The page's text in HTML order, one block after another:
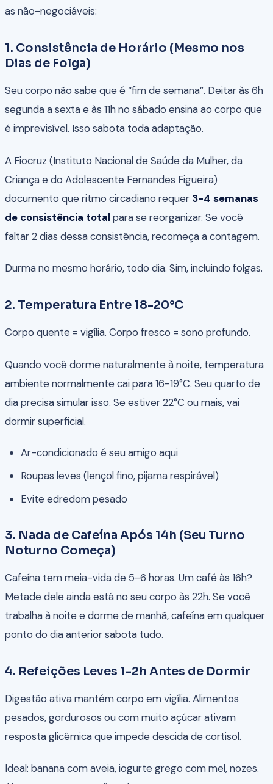
as não-negociáveis:
1. Consistência de Horário (Mesmo nos
Dias de Folga)
Seu corpo não sabe que é “fim de semana”. Deitar às 6h
segunda a sexta e às 11h no sábado ensina ao corpo que
é imprevisível. Isso sabota toda adaptação.
A Fiocruz (Instituto Nacional de Saúde da Mulher, da
Criança e do Adolescente Fernandes Figueira)
documento que ritmo circadiano requer 3-4 semanas
de consistência totalpara se reorganizar. Se você
faltar 2 dias dessa consistência, recomeça a contagem.
Durma no mesmo horário, todo dia. Sim, incluindo folgas.
2. Temperatura Entre 18-20°C
Corpo quente = vigília. Corpo fresco = sono profundo.
Quando você dorme naturalmente à noite, temperatura
ambiente normalmente cai para 16-19°C. Seu quarto de
dia precisa simular isso. Se estiver 22°C ou mais, vai
dormir superficial.
Ar-condicionado é seu amigo aqui
Roupas leves (lençol fino, pijama respirável)
Evite edredom pesado
3. Nada de Cafeína Após 14h (Seu Turno
Noturno Começa)
Cafeína tem meia-vida de 5-6 horas. Um café às 16h?
Metade dele ainda está no seu corpo às 22h. Se você
trabalha à noite e dorme de manhã, cafeína em qualquer
ponto do dia anterior sabota tudo.
4. Refeições Leves 1-2h Antes de Dormir
Digestão ativa mantém corpo em vigília. Alimentos
pesados, gordurosos ou com muito açúcar ativam
resposta glicêmica que impede descida de cortisol.
Ideal: banana com aveia, iogurte grego com mel, nozes.